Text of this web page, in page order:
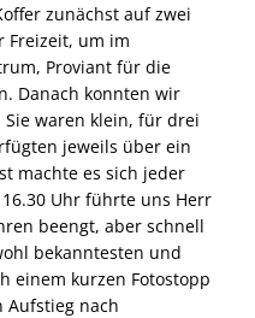
zunächst auf zwei
Freizeit, um im
Proviant für die
Danach konnten wir
waren klein, für drei
jeweils über ein
machte es sich jeder
Uhr führte uns Herr
beengt, aber schnell
bekanntesten und
einem kurzen Fotostopp
Aufstieg nach